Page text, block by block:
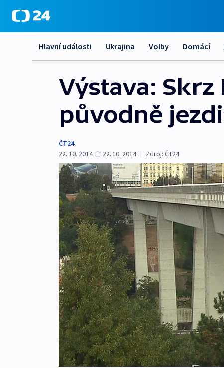
Hlavní události Ukrajina Volby Domácí
Výstava:
původně
ČT24
22. 10. 2014
22. 10. 2014 | Zdroj: ČT24